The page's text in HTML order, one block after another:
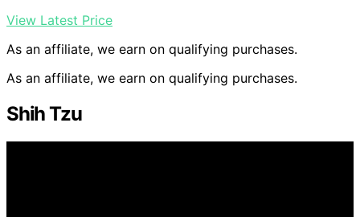
View Latest Price
As an affiliate, we earn on qualifying purchases.
As an affiliate, we earn on qualifying purchases.
Shih Tzu